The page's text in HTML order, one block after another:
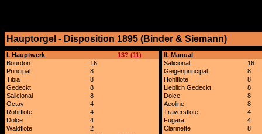
Hauptorgel - Disposition 1895 (Binder & Siemann)
I. Hauptwerk 13? (11)
II. Manual
Bourdon
16 Salicional
16
Principal
8 Geigenprincipal
8
Tibia
8 Hohlflöte
8
Gedeckt
8 Lieblich Gedeckt
8
Salicional
8 Dolce
8
Octav
4 Aeoline
8
Rohrflöte
4 Traversflöte
4
Dolce
4 Fugara
4
Waldflöte
2 Clarinette
8